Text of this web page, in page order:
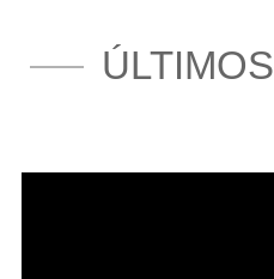
ÚLTIMOS